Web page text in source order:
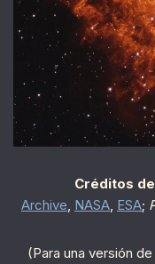
Créditos
Archive, NASA, ESA;
(Para una versión